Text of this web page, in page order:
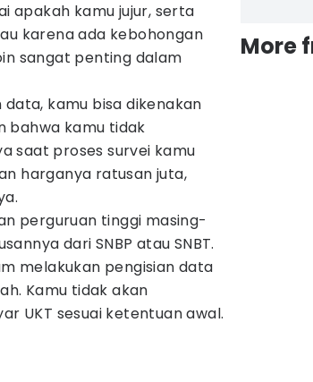
apakah kamu jujur, serta
karena ada kebohongan
sangat penting dalam
kamu bisa dikenakan
bahwa kamu tidak
saat proses survei kamu
harganya ratusan juta,
perguruan tinggi masing-
dari SNBP atau SNBT.
melakukan pengisian data
Kamu tidak akan
UKT sesuai ketentuan awal.
More